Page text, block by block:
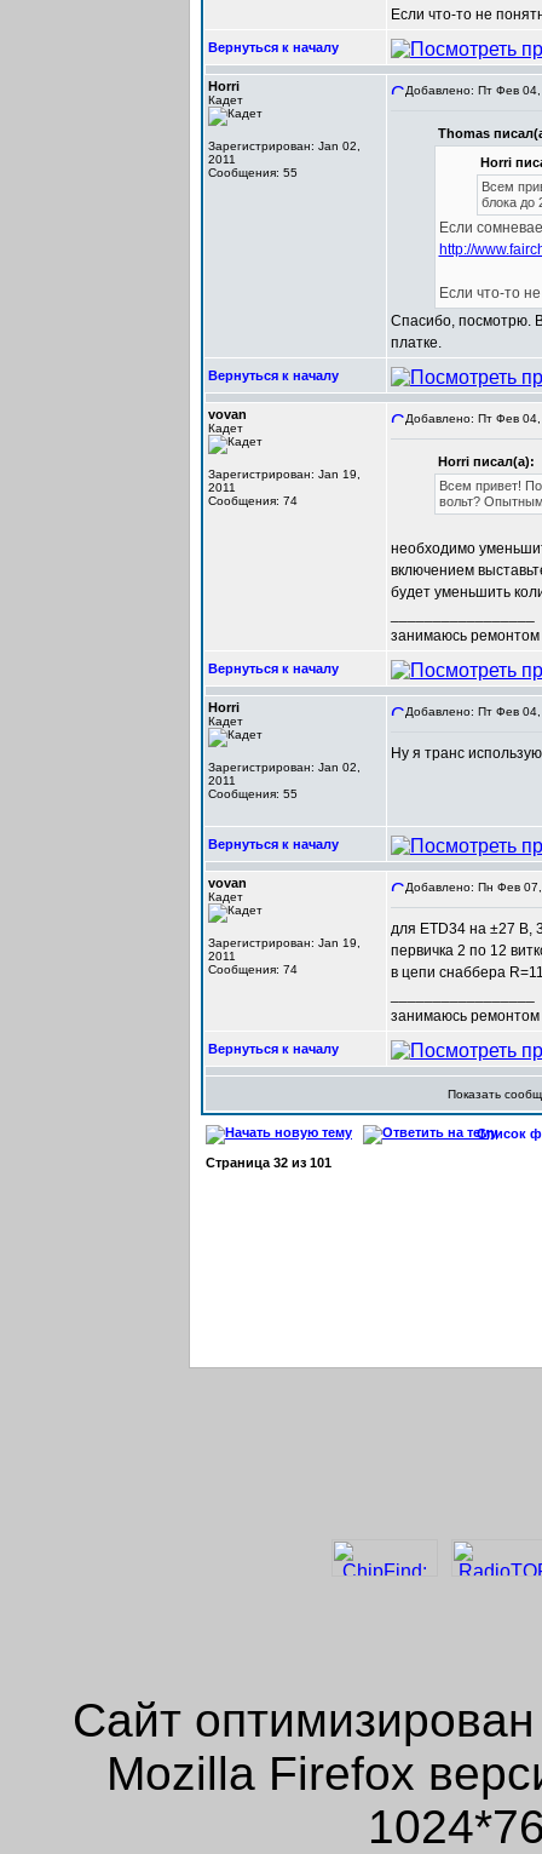
Если что-то не
Вернуться к началу
Horri
Кадет
Зарегистрирован: Jan 02,
2011
Сообщения: 55
Добавлено: Пт Фев
Thomas
Horri
Всем
блока до
Если
http://
Если что-то
Спасибо, посмотрю.
платке.
Вернуться к началу
vovan
Кадет
Зарегистрирован: Jan 19,
2011
Сообщения: 74
Добавлено: Пт Фев
Horri писал(а):
Всем привет!
вольт?
необходимо
включением
будет уменьшить
занимаюсь ремонтом
Вернуться к началу
Horri
Кадет
Зарегистрирован: Jan 02,
2011
Сообщения: 55
Добавлено: Пт Фев
Ну я транс
Вернуться к началу
vovan
Кадет
Зарегистрирован: Jan 19,
2011
Сообщения: 74
Добавлено: Пн Фев
для ETD34 на ±27 B,
первичка 2 по 12
в цепи снаббера
занимаюсь ремонтом
Вернуться к началу
Показать
Список
Страница 32 из 101
Сайт
Mozilla Firefox